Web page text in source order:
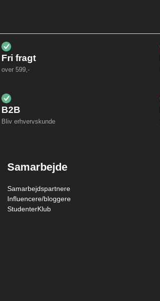
Fri fragt
over 599,-
B2B
Bliv erhvervskunde
Samarbejde
Samarbejdspartnere
Influencere/bloggere
StudenterKlub